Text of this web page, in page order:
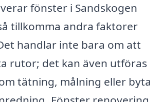
fönster i Sandskogen
tillkomma andra faktorer
handlar inte bara om att
rutor; det kan även utföras
tätning, målning eller byta